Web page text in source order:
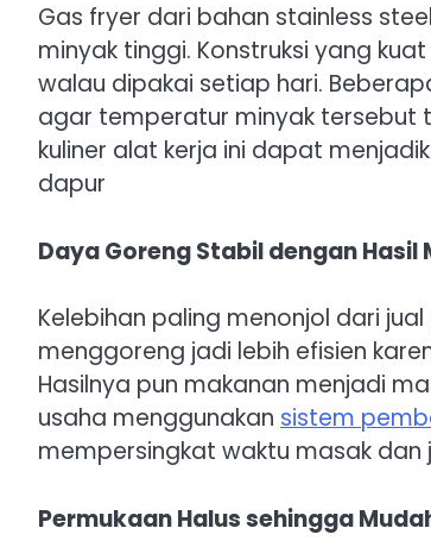
Gas fryer dari bahan stainless
minyak tinggi. Konstruksi yang
walau dipakai setiap hari.
agar temperatur minyak tersebut
kuliner alat kerja ini dapat
dapur
Daya Goreng Stabil dengan
Kelebihan paling menonjol dari
menggoreng jadi lebih efisien
Hasilnya pun makanan menjadi
usaha menggunakan sistem
mempersingkat waktu masak
Permukaan Halus sehingga